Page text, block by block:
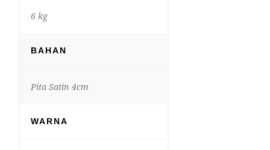
6 kg
BAHAN
Pita Satin 4cm
WARNA